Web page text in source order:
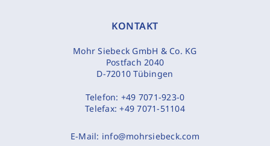
KONTAKT
Mohr Siebeck GmbH & Co. KG
Postfach 2040
D-72010 Tübingen
Telefon: +49 7071-923-0
Telefax:+49 7071-51104
E-Mail: info@mohrsiebeck.com